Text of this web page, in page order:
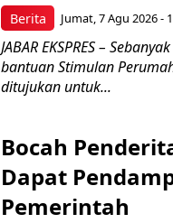
Berita Jumat, 7 Agu 2026 -
JABAR EKSPRES –
bantuan Stimulan
ditujukan untuk...
Bocah
Dapat
Pemerintah